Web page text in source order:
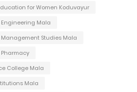
for Women Koduvayur
Mala
Studies Mala
College Mala
Mala